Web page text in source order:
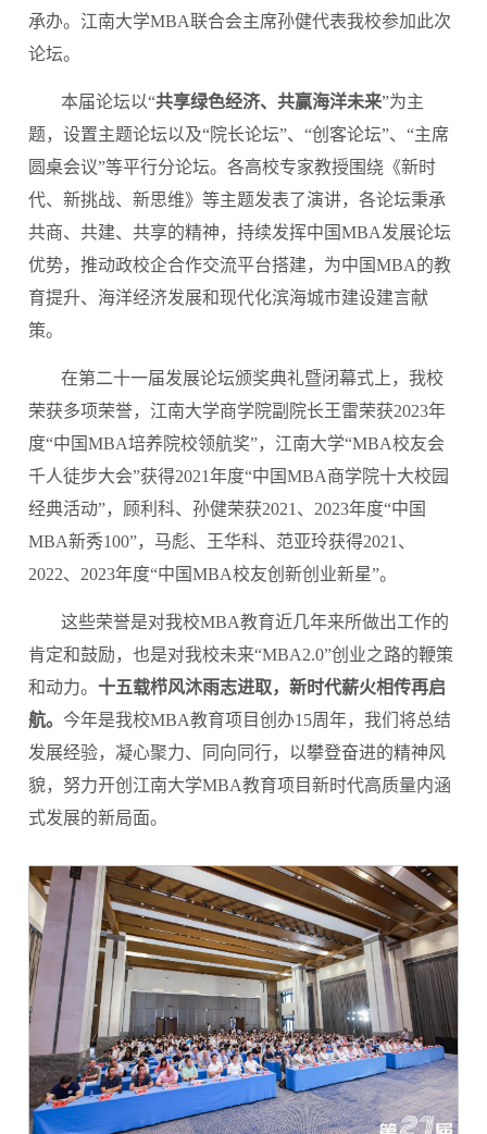
承办。江南大学MBA联合会主席孙健代表我校参加此次
论坛。
本届论坛以“共享绿色经济、共赢海洋未来”为主
题，设置主题论坛以及“院长论坛”、“创客论坛”、“主席
圆桌会议”等平行分论坛。各高校专家教授围绕《新时
代、新挑战、新思维》等主题发表了演讲，各论坛秉承
共商、共建、共享的精神，持续发挥中国MBA发展论坛
优势，推动政校企合作交流平台搭建，为中国MBA的教
育提升、海洋经济发展和现代化滨海城市建设建言献
策。
在第二十一届发展论坛颁奖典礼暨闭幕式上，我校
荣获多项荣誉，江南大学商学院副院长王雷荣获2023年
度“中国MBA培养院校领航奖”，江南大学“MBA校友会
千人徒步大会”获得2021年度“中国MBA商学院十大校园
经典活动”，顾利科、孙健荣获2021、2023年度“中国
MBA新秀100”，马彪、王华科、范亚玲获得2021、
2022、2023年度“中国MBA校友创新创业新星”。
这些荣誉是对我校MBA教育近几年来所做出工作的
肯定和鼓励，也是对我校未来“MBA2.0”创业之路的鞭策
和动力。 十五载栉风沐雨志进取，新时代薪火相传再启
航。今年是我校MBA教育项目创办15周年，我们将总结
发展经验，凝心聚力、同向同行，以攀登奋进的精神风
貌，努力开创江南大学MBA教育项目新时代高质量内涵
式发展的新局面。